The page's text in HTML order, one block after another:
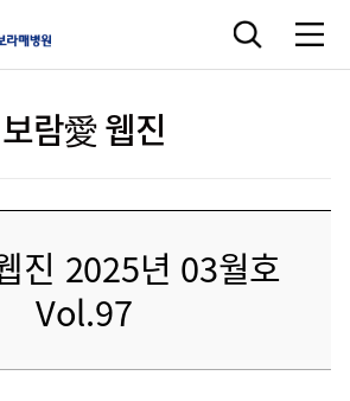
보람愛 웹진
진 2025년 03월호
Vol.97